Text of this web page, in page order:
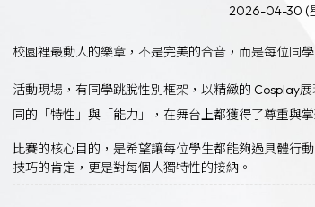
2026-04-30 (
校園裡最動人的樂章，不是完美的合音，而是每位同
活動現場，有同學跳脫性別框架，以精緻的 Cosplay
同的「特性」與「能力」，在舞台上都獲得了尊重與掌
比賽的核心目的，是希望讓每位學生都能夠過具體行
技巧的肯定，更是對每個人獨特性的接納。